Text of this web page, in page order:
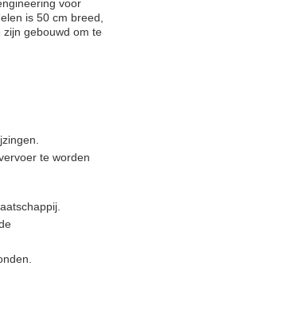
voor
is 50 cm breed,
gebouwd om te
te worden